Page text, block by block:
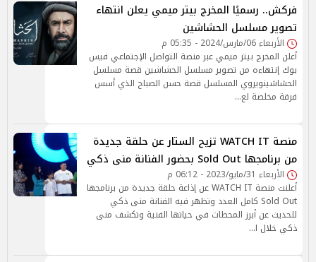
فركش.. رسميًا المخرج بيتر ميمي يعلن انتهاء
تصوير مسلسل الحشاشين
الأربعاء 06/مارس/2024 - 05:35 م
أعلن المخرج بيتر ميمي عبر منصة التواصل الإجتماعي فيس
بوك إنتهاءه من تصوير مسلسل الحشاشين قصة مسلسل
الحشاشينويروي المسلسل قصة حسن الصباح الذي أسس
فرقة مخلصة لع…
منصة WATCH IT تزيح الستار عن حلقة جديدة
من برنامجها Sold Out بحضور الفنانة منى ذكي
الأربعاء 31/مايو/2023 - 06:12 م
أعلنت منصة WATCH IT عن إذاعة حلقة جديدة من برنامجها
Sold Out كامل العدد وتظهر فيه الفنانة منى ذكي
للحديث عن أبرز المحطات في حياتها الفنية وتكشف منى
ذكي خلال ا…